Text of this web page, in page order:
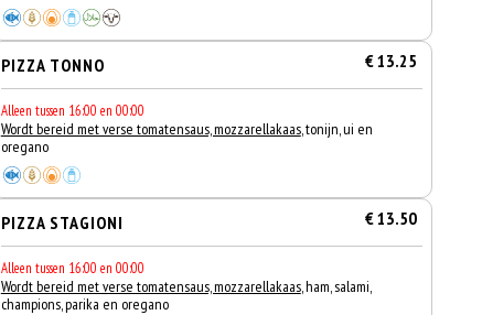
PIZZA TONNO € 13.25
Alleen tussen 16:00 en 00:00
Wordt bereid met verse tomatensaus, mozzarellakaas, tonijn, ui en
oregano
PIZZA STAGIONI € 13.50
Alleen tussen 16:00 en 00:00
Wordt bereid met verse tomatensaus, mozzarellakaas, ham, salami,
champions, parika en oregano